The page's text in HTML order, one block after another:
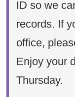
ID so we
records. If
office,
Enjoy your
Thursday.